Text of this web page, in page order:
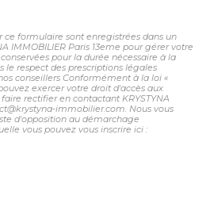
ce formulaire sont enregistrées dans un
IMMOBILIER Paris 13eme pour gérer votre
pour la durée nécessaire à la
respect des prescriptions légales
conseillers Conformément à la loi «
exercer votre droit d'accès aux
rectifier en contactant KRYSTYNA
immobilier.com. Nous vous
d'opposition au démarchage
vous pouvez vous inscrire ici :